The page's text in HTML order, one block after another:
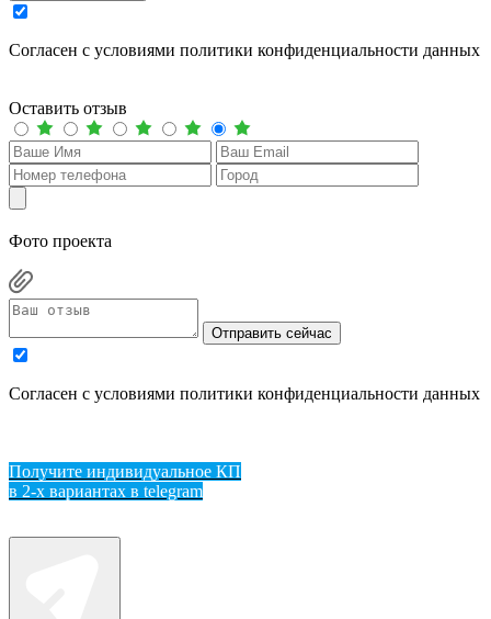
Cогласен с условиями политики конфиденциальности данных
Оставить отзыв
Фото проекта
Отправить сейчас
Cогласен с условиями политики конфиденциальности данных
Получите индивидуальное КП
в 2-х вариантах в telegram